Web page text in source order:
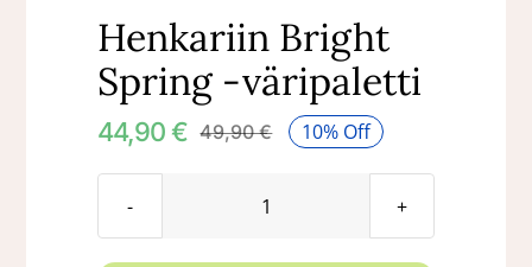
Henkariin Bright
Spring -väripaletti
49,90€Alkuperäinen
44,90€
Nykyinen
10% Off
Henkariin